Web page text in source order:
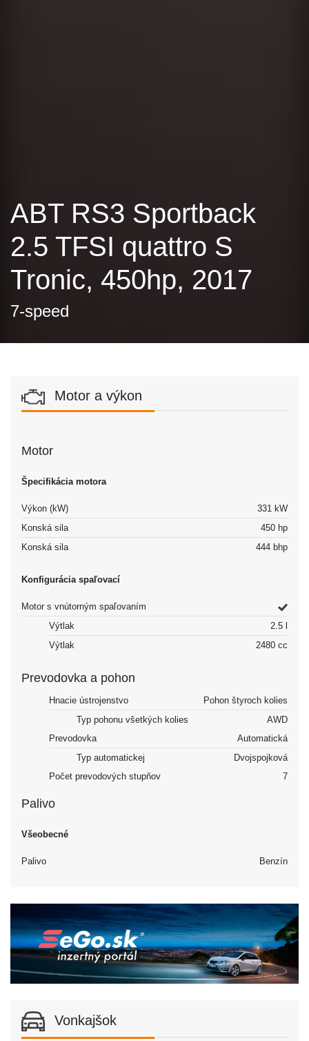
ABT RS3 Sportback
2.5 TFSI quattro S
Tronic, 450hp, 2017
7-speed
Motor a výkon
Motor
Špecifikácia motora
Výkon (kW)
331 kW
Konská sila
450 hp
Konská sila
444 bhp
Konfigurácia spaľovací
Motor s vnútorným spaľovaním
Výtlak
2.5 l
Výtlak
2480 cc
Prevodovka a pohon
Hnacie ústrojenstvo
Pohon štyroch kolies
Typ pohonu všetkých kolies
AWD
Prevodovka
Automatická
Typ automatickej
Dvojspojková
Počet prevodových stupňov
7
Palivo
Všeobecné
Palivo Benzín
Vonkajšok